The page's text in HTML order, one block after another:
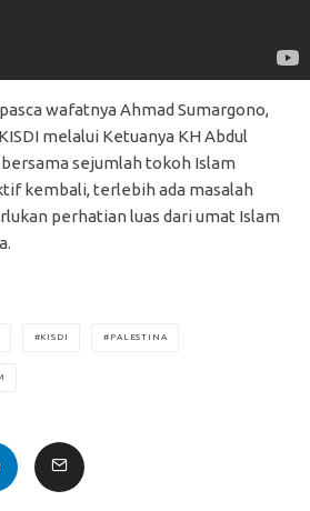
wafatnya Ahmad Sumargono,
melalui Ketuanya KH Abdul
bersama sejumlah tokoh Islam
kembali, terlebih ada masalah
perhatian luas dari umat Islam
KISDI PALESTINA